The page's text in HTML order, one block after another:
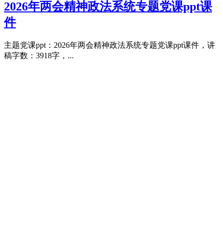
2026年两会精神政法系统专题党课ppt课
件
主题党课ppt：2026年两会精神政法系统专题党课ppt课件，讲
稿字数：3918字，...